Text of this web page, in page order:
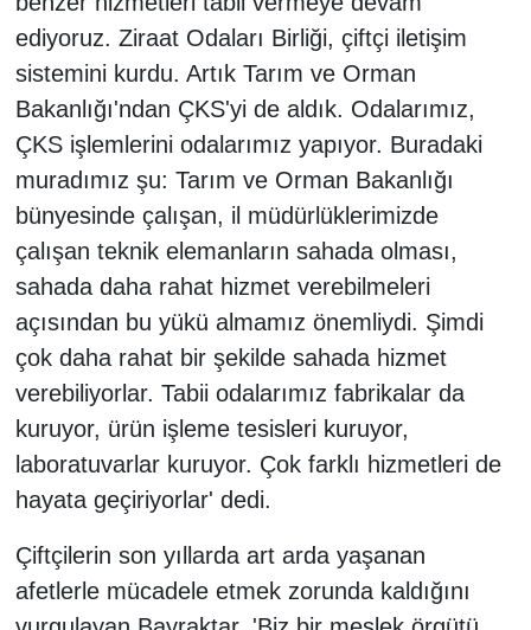
ediyoruz. Ziraat Odaları Birliği, çiftçi iletişim
sistemini kurdu. Artık Tarım ve Orman
Bakanlığı'ndan ÇKS'yi de aldık. Odalarımız,
ÇKS işlemlerini odalarımız yapıyor. Buradaki
muradımız şu: Tarım ve Orman Bakanlığı
bünyesinde çalışan, il müdürlüklerimizde
çalışan teknik elemanların sahada olması,
sahada daha rahat hizmet verebilmeleri
açısından bu yükü almamız önemliydi. Şimdi
çok daha rahat bir şekilde sahada hizmet
verebiliyorlar. Tabii odalarımız fabrikalar da
kuruyor, ürün işleme tesisleri kuruyor,
laboratuvarlar kuruyor. Çok farklı hizmetleri de
hayata geçiriyorlar' dedi.
Çiftçilerin son yıllarda art arda yaşanan
afetlerle mücadele etmek zorunda kaldığını